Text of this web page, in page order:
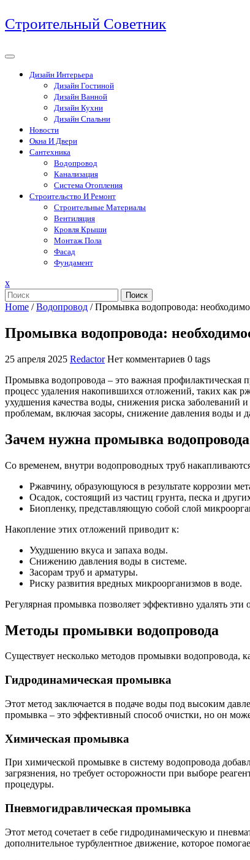
Перейти
к
Строительный Советник
Дизайн Интерьера
Дизайн Гостиной
Дизайн Ванной
Дизайн Кухни
Дизайн Спальни
Новости
Окна И Двери
Сантехника
Водопровод
Канализация
Система Отопления
Строительство И Ремонт
Строительные Материалы
Вентиляция
Кровля Крыши
Монтаж Пола
Фасад
Фундамент
xЗакрыть
меню
Поиск
Home /Водопровод /Промывка водопровода:
Промывка водопровода:
25 апреля 2025 Redactor Нет комментариев 0 tags
Промывка водопровода – это важная профилактическая
процесс удаления накопившихся отложений, таких как
ухудшения качества воды, снижения риска
проблемам, включая засоры, снижение давления воды и
Зачем нужна промывка
Со временем, внутри водопроводных труб
Ржавчину, образующуюся в результате коррозии
Осадок, состоящий из частиц грунта, песка и
Биопленку, представляющую собой слой
Накопление этих отложений приводит к:
Ухудшению вкуса и запаха воды.
Снижению давления воды в системе.
Засорам труб и арматуры.
Риску развития вредных микроорганизмов в воде.
Регулярная промывка позволяет эффективно удалять
Методы промывки водопровода
Существует несколько методов промывки водопровода,
Гидродинамическая промывка
Этот метод заключается в подаче воды под высоким
промывка – это эффективный способ очистки, но он
Химическая промывка
При химической промывке в систему водопровода
загрязнения, но требует осторожности при выборе
процедуры.
Пневмогидравлическая промывка
Этот метод сочетает в себе гидродинамическую и
дополнительное турбулентное движение, которое